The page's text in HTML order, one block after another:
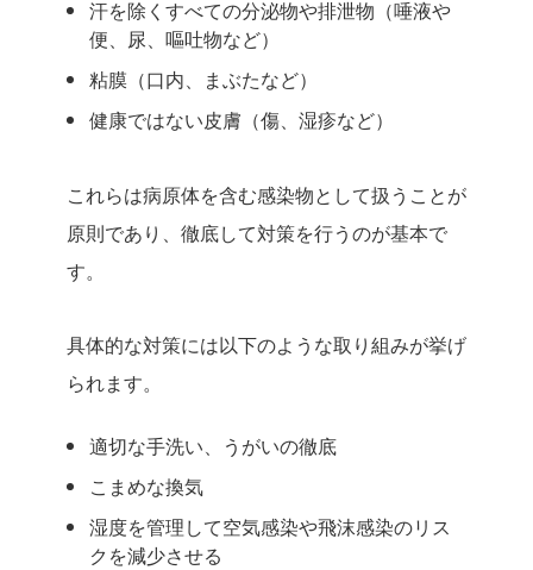
汗を除くすべての分泌物や排泄物（唾液や
便、尿、嘔吐物など）
粘膜（口内、まぶたなど）
健康ではない皮膚（傷、湿疹など）
これらは病原体を含む感染物として扱うことが
原則であり、徹底して対策を行うのが基本で
す。
具体的な対策には以下のような取り組みが挙げ
られます。
適切な手洗い、うがいの徹底
こまめな換気
湿度を管理して空気感染や飛沫感染のリス
クを減少させる